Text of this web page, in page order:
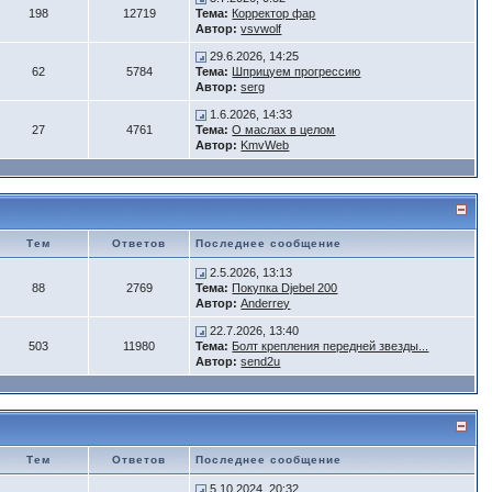
198 12719
Тема: Корректор фар
Автор: vsvwolf
62 5784
29.6.2026, 14:25
Тема: Шприцуем прогрессию
Автор: serg
27 4761
1.6.2026, 14:33
Тема: О маслах в целом
Автор: KmvWeb
Тем Ответов Последнее сообщение
88 2769
2.5.2026, 13:13
Тема: Покупка Djebel 200
Автор: Anderrey
503 11980
22.7.2026, 13:40
Тема: Болт крепления передней звезды...
Автор: send2u
Тем Ответов Последнее сообщение
5.10.2024, 20:32